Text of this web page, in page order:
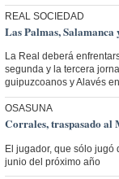
REAL SOCIEDAD
Las Palmas,
La Real deberá
segunda y la tercera
guipuzcoanos y Alavés
OSASUNA
Corrales, traspasado al
El jugador, que sólo jugó
junio del próximo año